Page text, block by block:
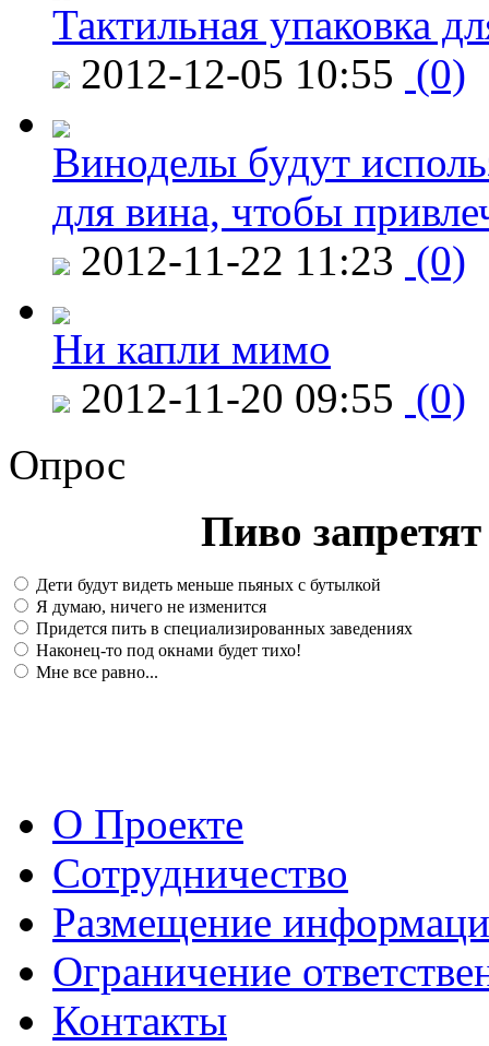
Тактильная упаковка
2012-12-05 10:55 (0)
Виноделы будут
для вина, чтобы
2012-11-22 11:23 (0)
Ни капли мимо
2012-11-20 09:55 (0)
Опрос
Пиво
Дети будут видеть меньше пьяных с бутылкой
Я думаю, ничего не изменится
Придется пить в специализированных заведениях
Наконец-то под окнами будет тихо!
Мне все равно...
О Проекте
Сотрудничество
Размещение
Ограничение
Контакты